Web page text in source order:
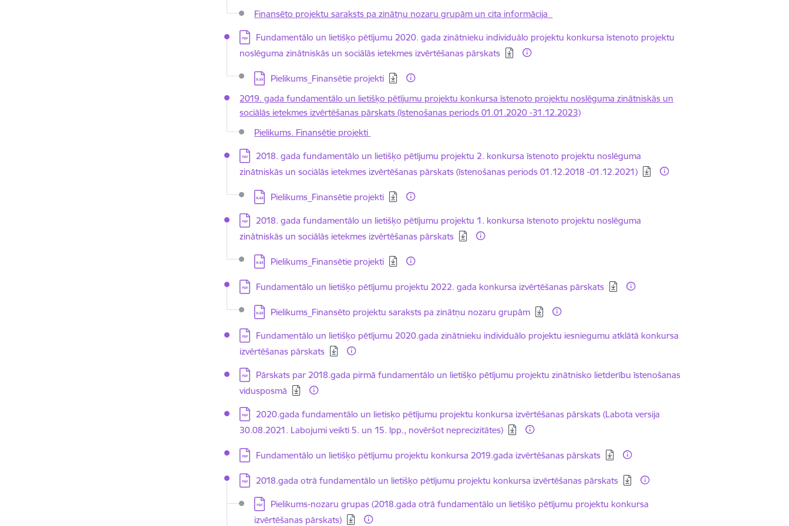
Finansēto projektu saraksts pa zinātņu nozaru grupām un cita informācija
Lejupielādēt:
Fundamentālo un lietišķo pētījumu 2020. gada zinātnieku individuālo projektu konkursa īstenoto projektu
noslēguma zinātniskās un sociālās ietekmes izvērtēšanas pārskats
Lejupielādēt:
Pielikums_Finansētie projekti
2019. gada fundamentālo un lietišķo pētījumu projektu konkursa īstenoto projektu noslēguma zinātniskās un
sociālās ietekmes izvērtēšanas pārskats (īstenošanas periods 01.01.2020 -31.12.2023)
Pielikums. Finansētie projekti
Lejupielādēt:
2018. gada fundamentālo un lietišķo pētījumu projektu 2. konkursa īstenoto projektu noslēguma
zinātniskās un sociālās ietekmes izvērtēšanas pārskats (īstenošanas periods 01.12.2018 -01.12.2021)
Lejupielādēt:
Pielikums_Finansētie projekti
Lejupielādēt:
2018. gada fundamentālo un lietišķo pētījumu projektu 1. konkursa īstenoto projektu noslēguma
zinātniskās un sociālās ietekmes izvērtēšanas pārskats
Lejupielādēt:
Pielikums_Finansētie projekti
Lejupielādēt:
Fundamentālo un lietišķo pētījumu projektu 2022. gada konkursa izvērtēšanas pārskats
Lejupielādēt:
Pielikums_Finansēto projektu saraksts pa zinātņu nozaru grupām
Lejupielādēt:
Fundamentālo un lietišķo pētījumu 2020.gada zinātnieku individuālo projektu iesniegumu atklātā konkursa
izvērtēšanas pārskats
Lejupielādēt:
Pārskats par 2018.gada pirmā fundamentālo un lietišķo pētījumu projektu zinātnisko lietderību īstenošanas
vidusposmā
Lejupielādēt:
2020.gada fundamentālo un lietisķo pētījumu projektu konkursa izvērtēšanas pārskats (Labota versija
30.08.2021. Labojumi veikti 5. un 15. lpp., novēršot neprecizitātes)
Lejupielādēt:
Fundamentālo un lietišķo pētījumu projektu konkursa 2019.gada izvērtēšanas pārskats
Lejupielādēt:
2018.gada otrā fundamentālo un lietišķo pētījumu projektu konkursa izvērtēšanas pārskats
Lejupielādēt:
Pielikums-nozaru grupas (2018.gada otrā fundamentālo un lietišķo pētījumu projektu konkursa
izvērtēšanas pārskats)